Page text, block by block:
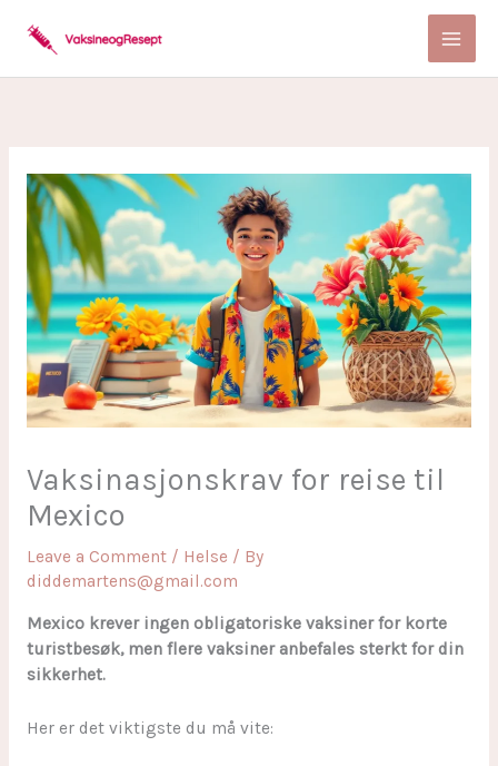
Vaksinasjonskrav for reise til
Mexico
Leave a Comment / Helse / By
diddemartens@gmail.com
Mexico krever ingen obligatoriske vaksiner for korte
turistbesøk, men flere vaksiner anbefales sterkt for din
sikkerhet.
Her er det viktigste du må vite: